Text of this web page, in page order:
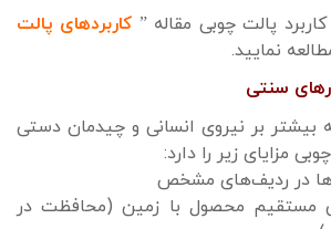
پالت چوبی مقاله ” کاربردهای پالت
نمایید.
بیشتر بر نیروی انسانی و چیدمان دستی
مزایای زیر را دارد:
در ردیف‌های مشخص
مستقیم محصول با زمین (محافظت در